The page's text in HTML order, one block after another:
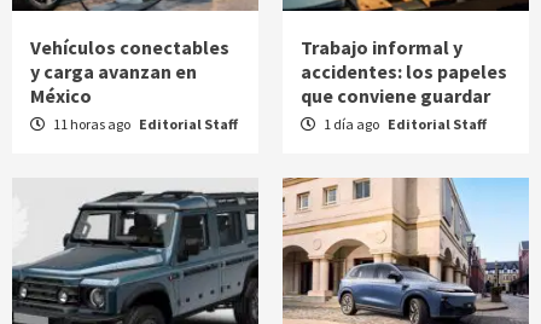
Vehículos conectables
y carga avanzan en
México
11 horas ago Editorial Staff
Trabajo informal y
accidentes: los papeles
que conviene guardar
1 día ago Editorial Staff